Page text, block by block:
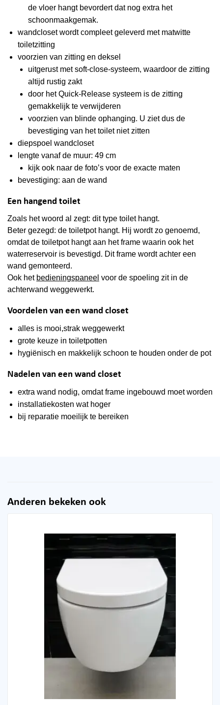
de vloer hangt bevordert dat nog extra het
schoonmaakgemak.
wandcloset wordt compleet geleverd met matwitte
toiletzitting
voorzien van zitting en deksel
uitgerust met soft-close-systeem, waardoor de zitting
altijd rustig zakt
door het Quick-Release systeem is de zitting
gemakkelijk te verwijderen
voorzien van blinde ophanging. U ziet dus de
bevestiging van het toilet niet zitten
diepspoel wandcloset
lengte vanaf de muur: 49 cm
kijk ook naar de foto’s voor de exacte maten
bevestiging: aan de wand
Een hangend toilet
Zoals het woord al zegt: dit type toilet hangt.
Beter gezegd: de toiletpot hangt. Hij wordt zo genoemd,
omdat de toiletpot hangt aan het frame waarin ook het
waterreservoir is bevestigd. Dit frame wordt achter een
wand gemonteerd.
Ook het bedieningspaneel voor de spoeling zit in de
achterwand weggewerkt.
Voordelen van een wand closet
alles is mooi,strak weggewerkt
grote keuze in toiletpotten
hygiënisch en makkelijk schoon te houden onder de pot
Nadelen van een wand closet
extra wand nodig, omdat frame ingebouwd moet worden
installatiekosten wat hoger
bij reparatie moeilijk te bereiken
Anderen bekeken ook